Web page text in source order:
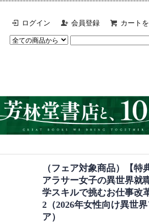
ログイン 会員登録 カート
（フェア対象商品）【特
アラサー女子の異世界就
学スキルで挑むお仕事改
2（2026年女性向け異世
ア）